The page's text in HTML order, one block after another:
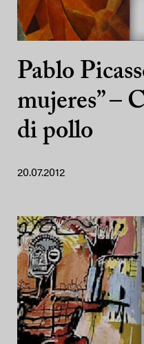
Pablo
mujeres” –
di pollo
20.07.2012